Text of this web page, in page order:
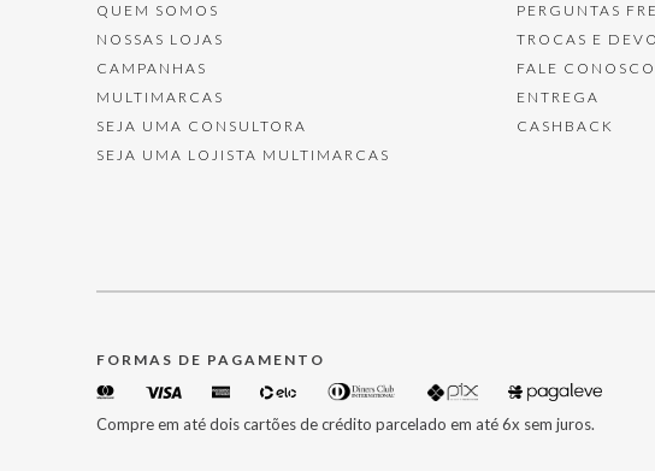
QUEM SOMOS
NOSSAS LOJAS
CAMPANHAS
MULTIMARCAS
SEJA UMA CONSULTORA
SEJA UMA LOJISTA MULTIMARCAS
PERGUNTAS
TROCAS E
FALE CONOSCO
ENTREGA
CASHBACK
FORMAS DE PAGAMENTO
Compre em até dois cartões de crédito parcelado em até 6x sem juros.